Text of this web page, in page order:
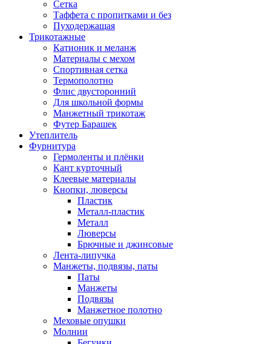
Сетка
Таффета с пропитками и без
Пуходержащая
Трикотажные
Катионик и меланж
Материалы с мехом
Спортивная сетка
Термополотно
Флис двусторонний
Для школьной формы
Манжетный трикотаж
Футер Барашек
Утеплитель
Фурнитура
Гермоленты и плёнки
Кант курточный
Клеевые материалы
Кнопки, люверсы
Пластик
Металл-пластик
Металл
Люверсы
Брючные и джинсовые
Лента-липучка
Манжеты, подвязы, паты
Паты
Манжеты
Подвязы
Манжетное полотно
Меховые опушки
Молнии